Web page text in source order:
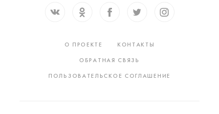
О ПРОЕКТЕ
КОНТАКТЫ
ОБРАТНАЯ СВЯЗЬ
ПОЛЬЗОВАТЕЛЬСКОЕ СОГЛАШЕНИЕ